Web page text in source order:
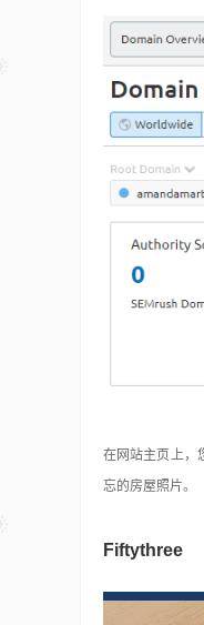
在网站主页上，
忘的房屋照片。
Fiftythree